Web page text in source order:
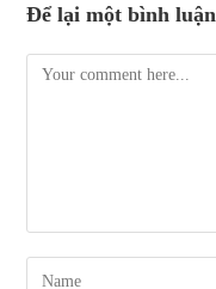
Để lại một bình luận
Comment